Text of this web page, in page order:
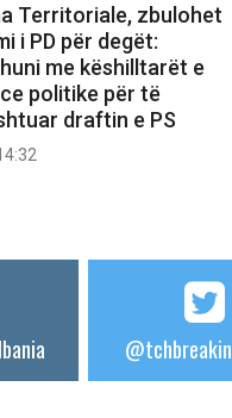
Territoriale, zbulohet
i PD për degët:
me këshilltarët e
politike për të
draftin e PS